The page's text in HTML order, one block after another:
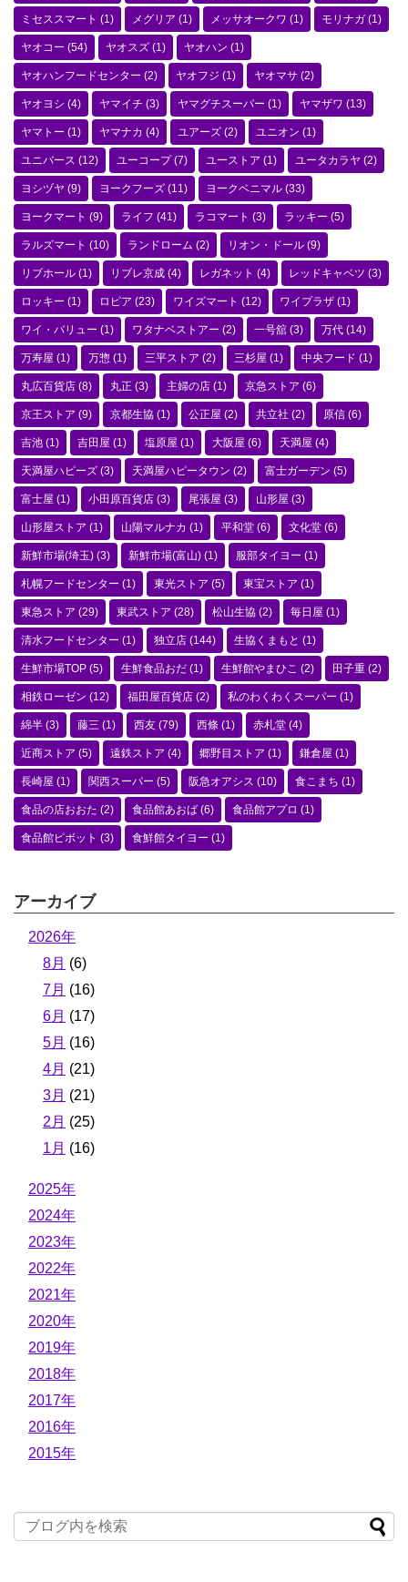
ミセススマート (1) メグリア (1) メッサオークワ (1) モリナガ (1)
ヤオコー (54) ヤオスズ (1) ヤオハン (1)
ヤオハンフードセンター (2) ヤオフジ (1) ヤオマサ (2)
ヤオヨシ (4) ヤマイチ (3) ヤマグチスーパー (1) ヤマザワ (13)
ヤマトー (1) ヤマナカ (4) ユアーズ (2) ユニオン (1)
ユニバース (12) ユーコープ(7) ユーストア (1) ユータカラヤ (2)
ヨシヅヤ (9) ヨークフーズ (11) ヨークベニマル (33)
ヨークマート (9) ライフ (41) ラコマート (3) ラッキー (5)
ラルズマート (10) ランドローム (2) リオン・ドール (9)
リブホール (1) リブレ京成 (4) レガネット (4) レッドキャベツ (3)
ロッキー (1) ロピア (23) ワイズマート (12) ワイプラザ (1)
ワイ・バリュー (1) ワタナベストアー (2) 一号舘 (3) 万代 (14)
万寿屋 (1) 万惣 (1) 三平ストア (2) 三杉屋 (1) 中央フード (1)
丸広百貨店 (8) 丸正 (3) 主婦の店 (1) 京急ストア (6)
京王ストア (9) 京都生協 (1) 公正屋 (2) 共立社 (2) 原信 (6)
吉池 (1) 吉田屋 (1) 塩原屋 (1) 大阪屋 (6) 天満屋 (4)
天満屋ハピーズ (3) 天満屋ハピータウン (2) 富士ガーデン (5)
富士屋 (1) 小田原百貨店 (3) 尾張屋 (3) 山形屋 (3)
山形屋ストア (1) 山陽マルナカ (1) 平和堂 (6) 文化堂 (6)
新鮮市場(埼玉) (3) 新鮮市場(富山) (1) 服部タイヨー (1)
札幌フードセンター (1) 東光ストア (5) 東宝ストア (1)
東急ストア (29) 東武ストア (28) 松山生協 (2) 毎日屋 (1)
清水フードセンター (1) 独立店 (144) 生協くまもと (1)
生鮮市場TOP (5) 生鮮食品おだ (1) 生鮮館やまひこ (2) 田子重 (2)
相鉄ローゼン (12) 福田屋百貨店 (2) 私のわくわくスーパー (1)
綿半 (3) 藤三 (1) 西友 (79) 西條 (1) 赤札堂 (4)
近商ストア (5) 遠鉄ストア (4) 郷野目ストア (1) 鎌倉屋 (1)
長崎屋 (1) 関西スーパー (5) 阪急オアシス (10) 食こまち (1)
食品の店おおた (2) 食品館あおば (6) 食品館アプロ (1)
食品館ピボット (3) 食鮮館タイヨー (1)
アーカイブ
2026年
8月 (6)
7月 (16)
6月 (17)
5月 (16)
4月 (21)
3月 (21)
2月 (25)
1月 (16)
2025年
2024年
2023年
2022年
2021年
2020年
2019年
2018年
2017年
2016年
2015年